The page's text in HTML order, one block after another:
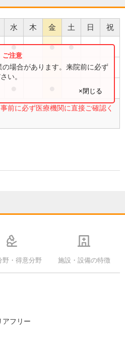
水 木 金 土 日 祝
● ● ●
●
前に必ず医療機関に直接ご確認く
場合があります。来院前に必ず
い。
×閉じる
野・得意分野 施設・設備の特徴
アフリー